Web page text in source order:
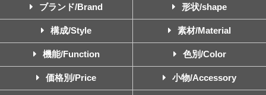
ブランド/Brand 形状/shape
構成/Style 素材/Material
機能/Function 色別/Color
価格別/Price 小物/Accessory